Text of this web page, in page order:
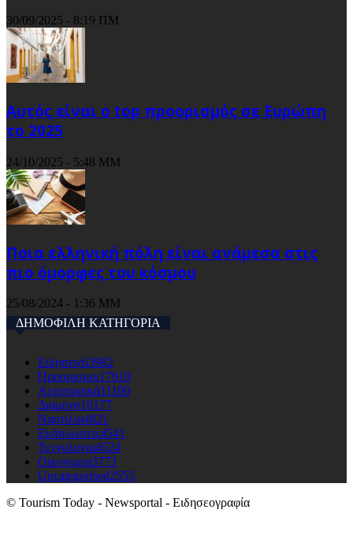
30/09/2025 - 8:19 ΠΜ
Αυτός είναι ο top προορισμός σε Ευρώπη
το 2025
24/10/2025 - 5:48 ΜΜ
Ποια ελληνική πόλη είναι ανάμεσα στις
πιο όμορφες του κόσμου
25/08/2024 - 1:36 ΜΜ
ΔΗΜΟΦΙΛΗ ΚΑΤΗΓΟΡΙΑ
Ειδησεις63982
Προορισμοι17610
Αεροπορικά11100
Διαμονη10177
Ναυτιλια4821
Εκδηλώσεις4541
Τεχνολογια4524
Οικονομια3773
Uncategorised2555
© Tourism Today - Newsportal - Ειδησεογραφία